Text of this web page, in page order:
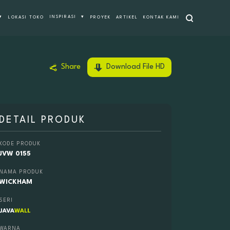
LOKASI TOKO INSPIRASI ▾ PROYEK ARTIKEL KONTAK KAMI
Share Download File HD
DETAIL PRODUK
KODE PRODUK
0155
NAMA PRODUK
SERI